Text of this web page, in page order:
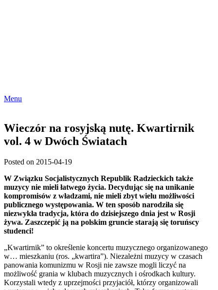
Menu
Wieczór na rosyjską nutę. Kwartirnik
vol. 4 w Dwóch Światach
Posted on 2015-04-19
W Związku Socjalistycznych Republik Radzieckich także
muzycy nie mieli łatwego życia. Decydując się na unikanie
kompromisów z władzami, nie mieli zbyt wielu możliwości
publicznego występowania. W ten sposób narodziła się
niezwykła tradycja, która do dzisiejszego dnia jest w Rosji
żywa. Zaszczepić ją na polskim gruncie starają się toruńscy
studenci!
„Kwartirnik” to określenie koncertu muzycznego organizowanego
w… mieszkaniu (ros. „kwartira”). Niezależni muzycy w czasach
panowania komunizmu w Rosji nie zawsze mogli liczyć na
możliwość grania w klubach muzycznych i ośrodkach kultury.
Korzystali wtedy z uprzejmości przyjaciół, którzy organizowali